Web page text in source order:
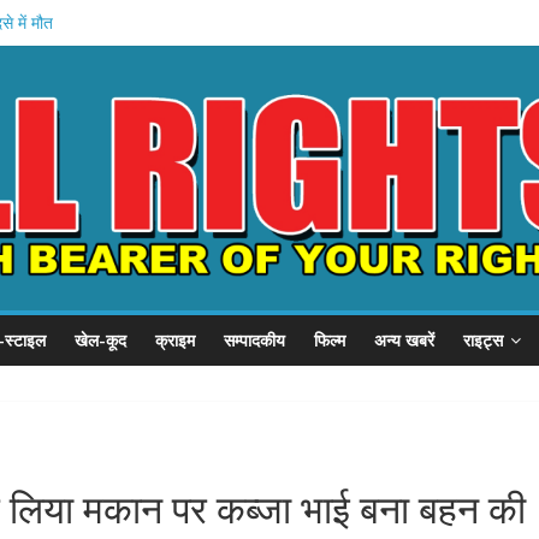
में मौत
रोका
शाह
मंत्रालय
खेल-कूद क्राइम सम्पादकीय फिल्म अन्य खबरें राइट्स
मकान पर कब्जा भाई बना बहन की